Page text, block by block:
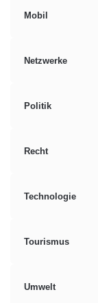
Mobil
Netzwerke
Politik
Recht
Technologie
Tourismus
Umwelt